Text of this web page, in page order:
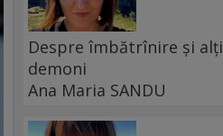
Despre îmbătrînire și alți
demoni
Ana Maria SANDU